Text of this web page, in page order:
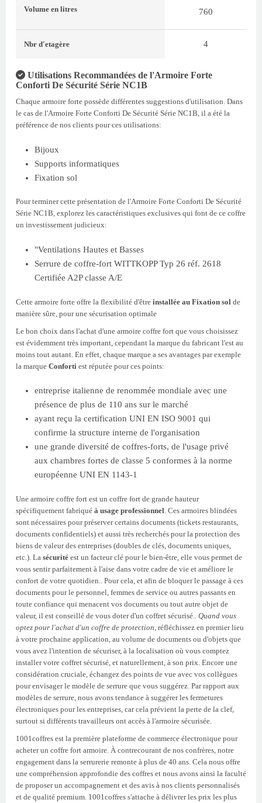
Volume en litres 760
Nbr d'etagère 4
Utilisations Recommandées de l'Armoire Forte
Conforti De Sécurité Série NC1B
Chaque armoire forte possède différentes suggestions d'utilisation. Dans
le cas de l'Armoire Forte Conforti De Sécurité Série NC1B, il a été la
préférence de nos clients pour ces utilisations:
Bijoux
Supports informatiques
Fixation sol
Pour terminer cette présentation de l'Armoire Forte Conforti De Sécurité
Série NC1B, explorez les caractéristiques exclusives qui font de ce coffre
un investissement judicieux:
"Ventilations Hautes et Basses
Serrure de coffre-fort WITTKOPP Typ 26 réf. 2618
Certifiée A2P classe A/E
Cette armoire forte offre la flexibilité d'être installée au Fixation sol de
manière sûre, pour une sécurisation optimale
Le bon choix dans l'achat d'une armoire coffre fort que vous choisissez
est évidemment très important, cependant la marque du fabricant l'est au
moins tout autant. En effet, chaque marque a ses avantages par exemple
la marque Conforti est réputée pour ces points:
entreprise italienne de renommée mondiale avec une
présence de plus de 110 ans sur le marché
ayant reçu la certification UNI EN ISO 9001 qui
confirme la structure interne de l'organisation
une grande diversité de coffres-forts, de l'usage privé
aux chambres fortes de classe 5 conformes à la norme
européenne UNI EN 1143-1
Une armoire coffre fort est un coffre fort de grande hauteur
spécifiquement fabriqué à usage professionnel . Ces armoires blindées
sont nécessaires pour préserver certains documents (tickets restaurants,
documents confidentiels) et aussi très recherchés pour la protection des
biens de valeur des entreprises (doubles de clés, documents uniques,
etc.). La sécurité est un facteur clé pour le bien-être, elle vous permet de
vous sentir parfaitement à l'aise dans votre cadre de vie et améliore le
confort de votre quotidien.. Pour cela, et afin de bloquer le passage à ces
documents pour le personnel, femmes de service ou autres passants en
toute confiance qui menacent vos documents ou tout autre objet de
valeur, il est conseillé de vous doter d'un coffret sécurisé.. Quand vous
optez pour l'achat d'un coffre de protection , réfléchissez en premier lieu
à votre prochaine application, au volume de documents ou d'objets que
vous avez l'intention de sécuriser, à la localisation où vous comptez
installer votre coffret sécurisé, et naturellement, à son prix. Encore une
considération cruciale, échangez des points de vue avec vos collègues
pour envisager le modèle de serrure que vous suggérez. Par rapport aux
modèles de serrure, nous avons tendance à suggérer les fermetures
électroniques pour les entreprises, car cela prévient la perte de la clef,
surtout si différents travailleurs ont accès à l'armoire sécurisée.
1001coffres est la première plateforme de commerce électronique pour
acheter un coffre fort armoire. À contrecourant de nos confrères, notre
engagement dans la serrurerie remonte à plus de 40 ans. Cela nous offre
une compréhension approfondie des coffres et nous avons ainsi la faculté
de proposer un accompagnement et des avis à nos clients personnalisés
et de qualité premium. 1001coffres s'attache à délivrer les prix les plus